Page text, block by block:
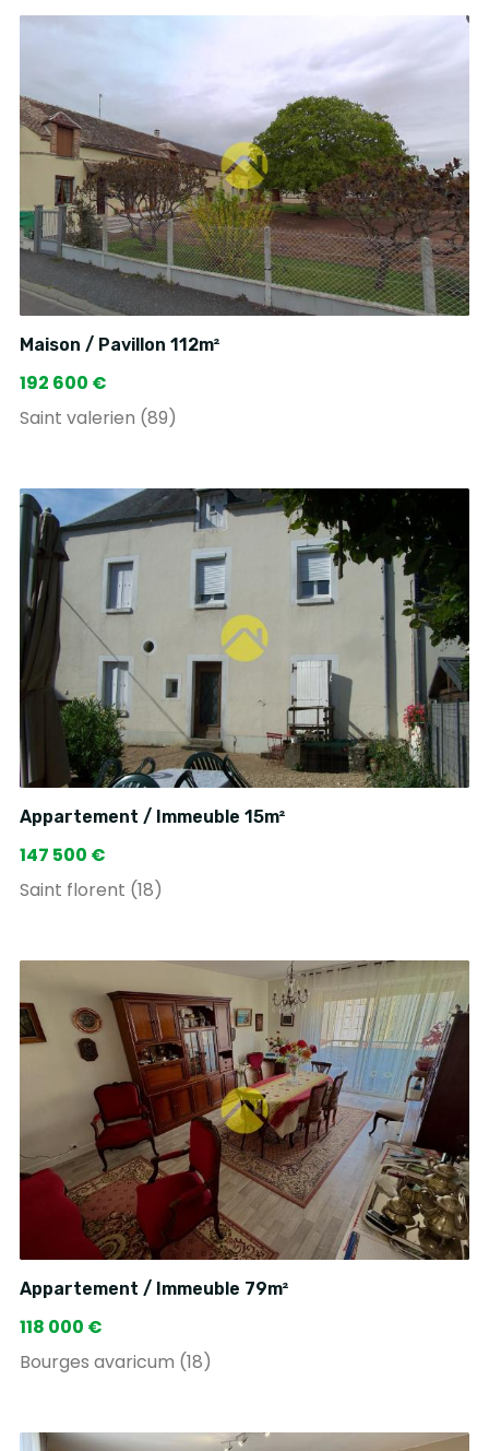
Maison / Pavillon 112m²
192 600 €
Saint valerien (89)
Appartement / Immeuble 15m²
147 500 €
Saint florent (18)
Appartement / Immeuble 79m²
118 000 €
Bourges avaricum (18)